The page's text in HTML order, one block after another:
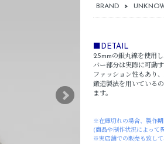
BRAND
>
■DETAIL
2.5mmの銀丸線を使用
バー部分は実際に可動
ファッション性もあり
鍛造製法を用いている
ます。
※在庫切れの場合、製作
(商品や制作状況によって
※実店舗での販売も致し